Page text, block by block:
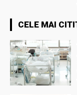
CELE MAI